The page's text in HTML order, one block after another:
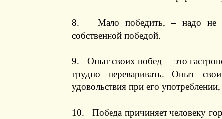
8. Мало победить, – надо не
собственной победой.
9. Опыт своих побед – это
трудно переваривать. Опыт
удовольствия при его употреблении,
10. Победа причиняет человеку